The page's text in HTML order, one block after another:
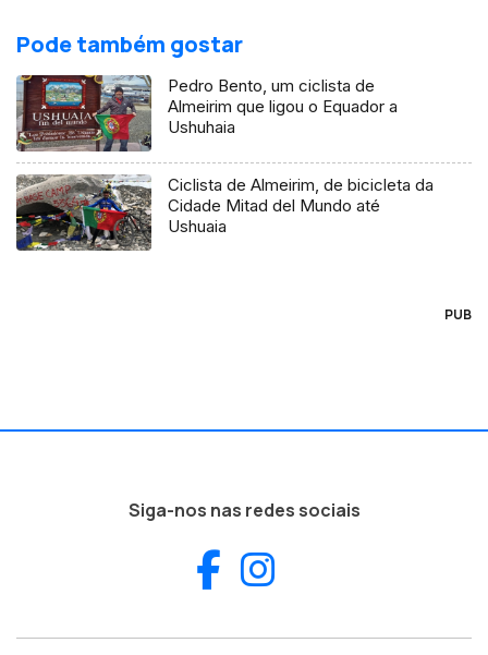
Pode também gostar
Pedro Bento, um ciclista de
Almeirim que ligou o Equador a
Ushuhaia
Ciclista de Almeirim, de bicicleta da
Cidade Mitad del Mundo até
Ushuaia
PUB
Siga-nos nas redes sociais
Facebook